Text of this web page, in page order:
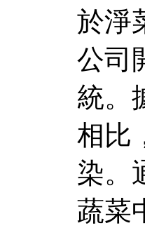
於淨
公司
統。
相比
染。
蔬菜